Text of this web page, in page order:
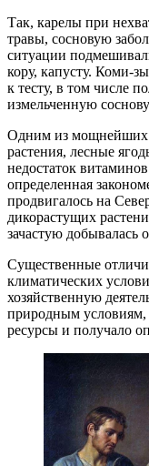
Так, карелы при
травы, сосновую
ситуации
кору, капусту. Коми-
к тесту, в том числе
измельченную
Одним из мощнейших
растения, лесные
недостаток
определенная
продвигалось на
дикорастущих
зачастую добывалась
Существенные
климатических
хозяйственную
природным условиям,
ресурсы и получало